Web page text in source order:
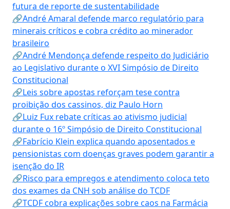
futura de reporte de sustentabilidade
🔗André Amaral defende marco regulatório para
minerais críticos e cobra crédito ao minerador
brasileiro
🔗André Mendonça defende respeito do Judiciário
ao Legislativo durante o XVI Simpósio de Direito
Constitucional
🔗Leis sobre apostas reforçam tese contra
proibição dos cassinos, diz Paulo Horn
🔗Luiz Fux rebate críticas ao ativismo judicial
durante o 16º Simpósio de Direito Constitucional
🔗Fabrício Klein explica quando aposentados e
pensionistas com doenças graves podem garantir a
isenção do IR
🔗Risco para empregos e atendimento coloca teto
dos exames da CNH sob análise do TCDF
🔗TCDF cobra explicações sobre caos na Farmácia